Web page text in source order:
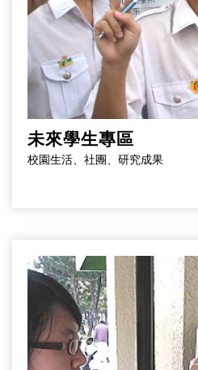
未來學生專區
校園生活、社團、研究成果